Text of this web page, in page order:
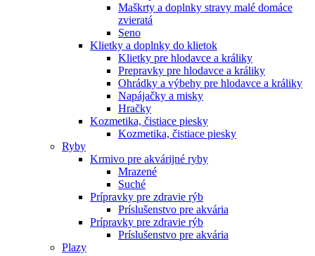
Maškrty a doplnky stravy malé domáce
zvieratá
Seno
Klietky a doplnky do klietok
Klietky pre hlodavce a králiky
Prepravky pre hlodavce a králiky
Ohrádky a výbehy pre hlodavce a králiky
Napájačky a misky
Hračky
Kozmetika, čistiace piesky
Kozmetika, čistiace piesky
Ryby
Krmivo pre akvárijné ryby
Mrazené
Suché
Prípravky pre zdravie rýb
Príslušenstvo pre akvária
Prípravky pre zdravie rýb
Príslušenstvo pre akvária
Plazy